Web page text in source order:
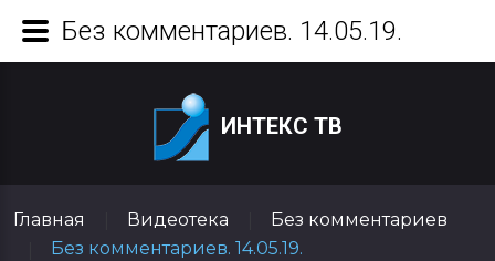
ИНТЕКС ТВ
Главная Видеотека
Без комментариев
Без комментариев. 14.05.19.
Без комментариев. 14.05.19.